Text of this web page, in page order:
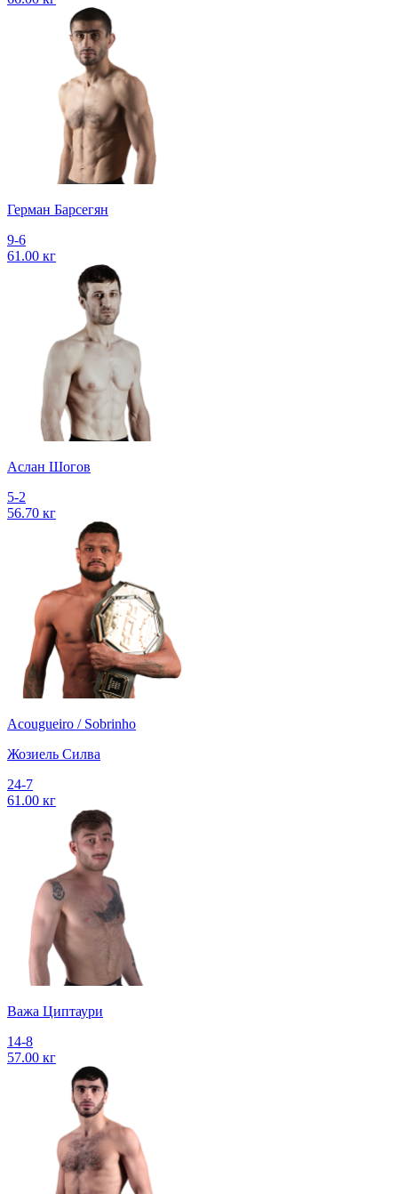
Герман Барсегян
9-6
61.00 кг
Аслан Шогов
5-2
56.70 кг
Acougueiro / Sobrinho
Жозиель Силва
24-7
61.00 кг
Важа Циптаури
14-8
57.00 кг